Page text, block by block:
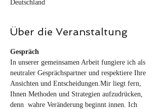
Deutschland
Über die Veranstaltung
Gespräch
In unserer gemeinsamen Arbeit fungiere ich als
neutraler Gesprächspartner und respektiere Ihre
Ansichten und Entscheidungen.Mir liegt fern,
Ihnen Methoden und Strategien aufzudrücken,
denn  wahre Veränderung beginnt innen. Ich